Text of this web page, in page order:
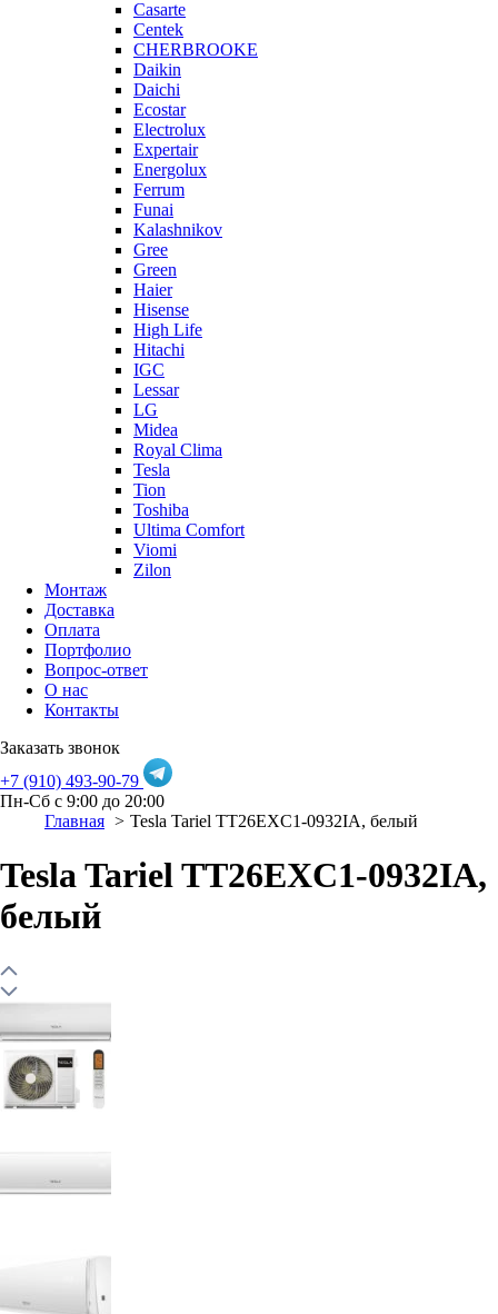
Casarte
Centek
CHERBROOKE
Daikin
Daichi
Ecostar
Electrolux
Expertair
Energolux
Ferrum
Funai
Kalashnikov
Gree
Grеen
Haier
Hisense
High Life
Hitachi
IGC
Lessar
LG
Midea
Royal Clima
Tesla
Tion
Toshiba
Ultima Comfort
Viomi
Zilon
Монтаж
Доставка
Оплата
Портфолио
Вопрос-ответ
О нас
Контакты
Заказать звонок
+7 (910) 493-90-79
Пн-Сб с 9:00 до 20:00
Главная
Tesla Tariel TT26EXC1-0932IA, белый
Tesla Tariel TT26EXC1-0932IA,
белый